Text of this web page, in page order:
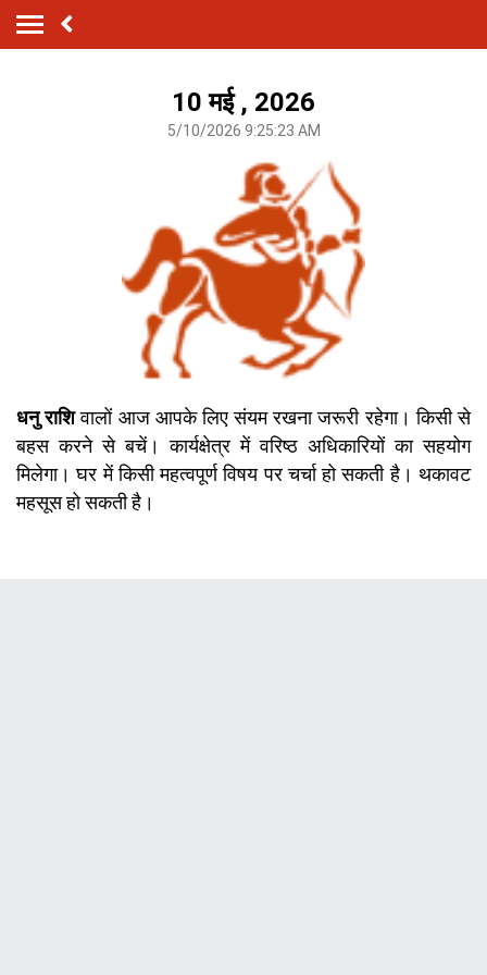
10 मई , 2026
5/10/2026 9:25:23 AM
धनु राशिवालों आज आपके लिए संयम रखना जरूरी रहेगा। किसी से
बहस करने से बचें। कार्यक्षेत्र में वरिष्ठ अधिकारियों का सहयोग
मिलेगा। घर में किसी महत्वपूर्ण विषय पर चर्चा हो सकती है। थकावट
महसूस हो सकती है।